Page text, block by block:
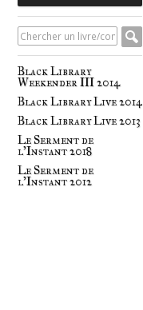
Black Library
Weekender III 2014
Black Library Live 2014
Black Library Live 2013
Le Serment de
l'Instant 2018
Le Serment de
l'Instant 2012